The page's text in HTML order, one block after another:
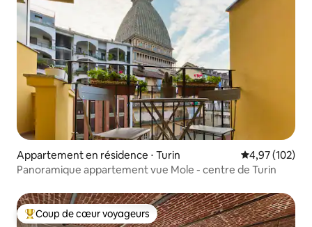
Appartement en résidence ⋅ Turin Évaluation
4,97 (102)
Panoramique appartement vue Mole - centre de Turin
Coups de cœur voyageurs les plus appréciés
Coup de cœur voyageurs